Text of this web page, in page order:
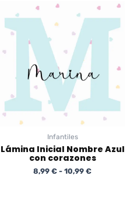
Infantiles
Lámina Inicial Nombre Azul
con corazones
8,99 € - 10,99 €
Rango
desde
8,99 €